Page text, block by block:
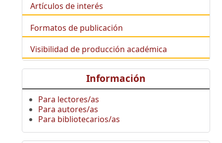
Artículos de interés
Formatos de publicación
Visibilidad de producción académica
Información
Para lectores/as
Para autores/as
Para bibliotecarios/as